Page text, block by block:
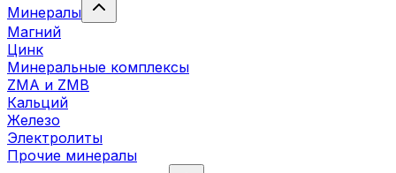
Минералы
Магний
Цинк
Минеральные комплексы
ZMA и ZMB
Кальций
Железо
Электролиты
Прочие минералы